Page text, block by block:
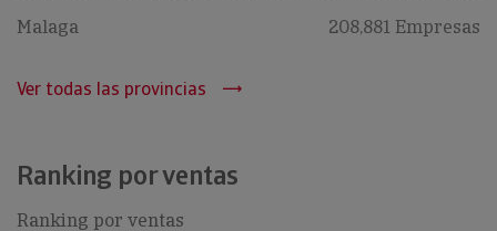
Malaga 208,881 Empresas
Ver todas las provincias
Ranking por ventas
Ranking por ventas